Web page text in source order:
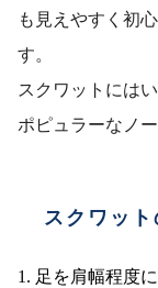
も見えやすく初
す。
スクワットには
ポピュラーなノ
スクワッ
足を肩幅程度